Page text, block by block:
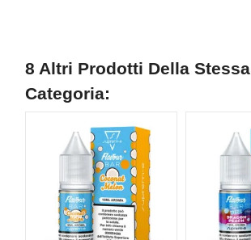
8 Altri Prodotti Della Stessa
Categoria: